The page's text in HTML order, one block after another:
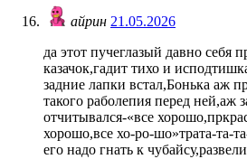
айрин 21.05.2026
да этот пучеглазый давно себя
казачок,гадит тихо и
задние лапки встал,Бонька аж
такого раболепия перед ней,аж
отчитывался-«все
хорошо,все хо-ро-шо»трата-та-
его надо гнать к